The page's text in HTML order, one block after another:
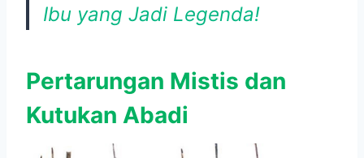
Ibu yang Jadi Legenda!
Pertarungan Mistis dan
Kutukan Abadi